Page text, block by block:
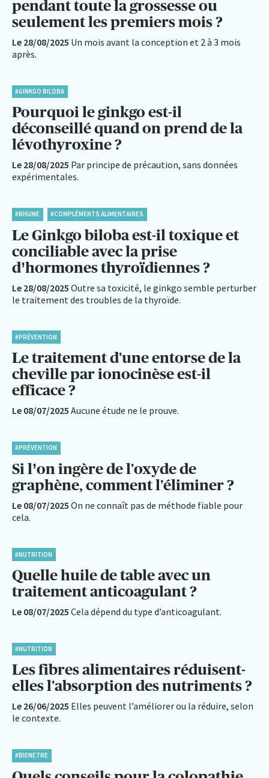
pendant toute la grossesse ou
seulement les premiers mois ?
Le 28/08/2025 Un mois avant la conception et 2 à 3 mois
après.
#GINKGO BILOBA
Pourquoi le ginkgo est-il
déconseillé quand on prend de la
lévothyroxine ?
Le 28/08/2025 Par principe de précaution, sans données
expérimentales.
#RHUME #COMPLÉMENTS ALIMENTAIRES
Le Ginkgo biloba est-il toxique et
conciliable avec la prise
d’hormones thyroïdiennes ?
Le 28/08/2025 Outre sa toxicité, le ginkgo semble perturber
le traitement des troubles de la thyroïde.
#PRÉVENTION
Le traitement d'une entorse de la
cheville par ionocinèse est-il
efficace ?
Le 08/07/2025 Aucune étude ne le prouve.
#PRÉVENTION
Si l’on ingère de l'oxyde de
graphène, comment l'éliminer ?
Le 08/07/2025 On ne connaît pas de méthode fiable pour
cela.
#NUTRITION
Quelle huile de table avec un
traitement anticoagulant ?
Le 08/07/2025 Cela dépend du type d’anticoagulant.
#NUTRITION
Les fibres alimentaires réduisent-
elles l'absorption des nutriments ?
Le 26/06/2025 Elles peuvent l’améliorer ou la réduire, selon
le contexte.
#BIENETRE